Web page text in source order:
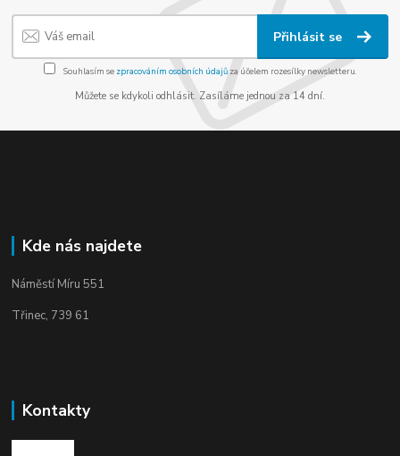
Přihlásit se
Souhlasím se zpracováním osobních údajůza účelem rozesílky newsletteru.
Můžete se kdykoli odhlásit. Zasíláme jednou za 14 dní.
Kde nás najdete
Náměstí Míru 551
Třinec, 739 61
Kontakty